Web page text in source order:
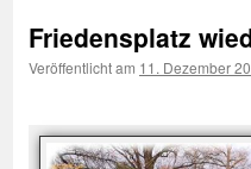
Friedensplatz
Veröffentlicht am 11. Dezember